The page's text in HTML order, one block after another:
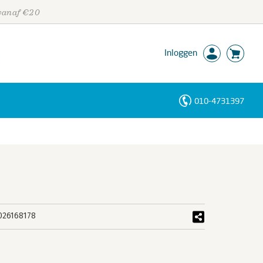
€20
Inloggen
010-4731397
Personen